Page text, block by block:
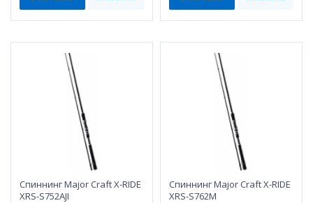
Спиннинг Major Craft X-RIDE
XRS-S752AJI
Спиннинг Major Craft X-RIDE
XRS-S762M